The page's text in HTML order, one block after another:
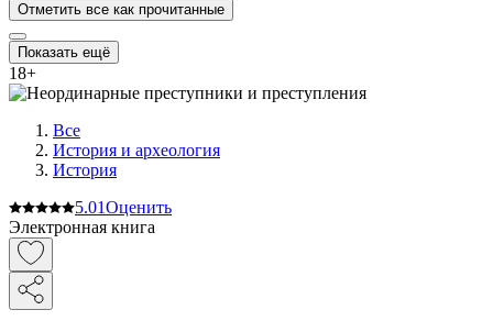
Отметить все как прочитанные
Показать ещё
18+
Все
История и археология
История
5.01Оценить
Электронная книга